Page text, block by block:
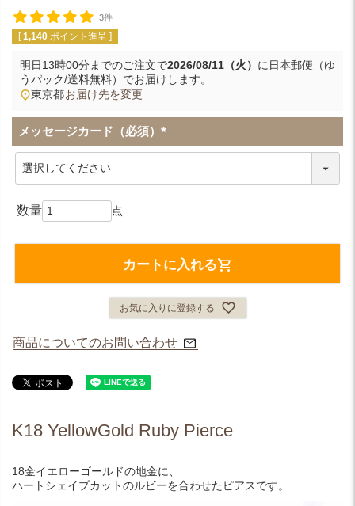
3件
[ 1,140 ポイント進呈 ]
明日13時00分までのご注文で2026/08/11（火） に 日本郵便（ゆ
うパック/送料無料） でお届けします。
東京都お届け先を変更
メッセージカード（必須）
(
カートに入れる
お気に入りに登録する
商品についてのお問い合わせ
K18 YellowGold Ruby Pierce
18金イエローゴールドの地金に、
ハートシェイプカットのルビーを合わせたピアスです。